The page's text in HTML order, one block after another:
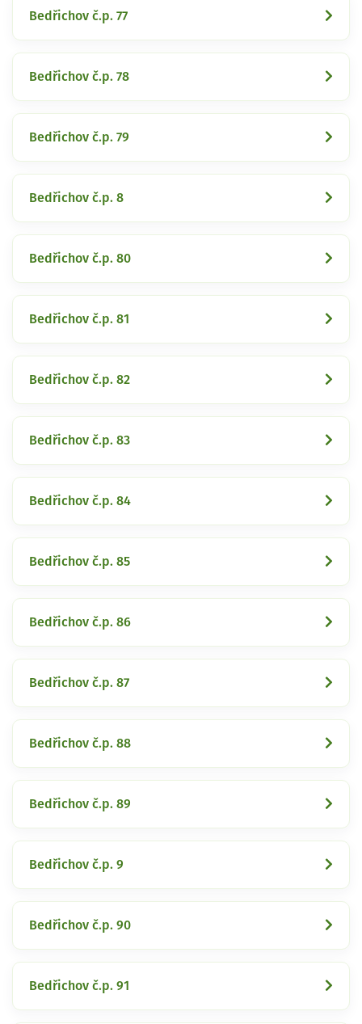
Bedřichov č.p. 77
Bedřichov č.p. 78
Bedřichov č.p. 79
Bedřichov č.p. 8
Bedřichov č.p. 80
Bedřichov č.p. 81
Bedřichov č.p. 82
Bedřichov č.p. 83
Bedřichov č.p. 84
Bedřichov č.p. 85
Bedřichov č.p. 86
Bedřichov č.p. 87
Bedřichov č.p. 88
Bedřichov č.p. 89
Bedřichov č.p. 9
Bedřichov č.p. 90
Bedřichov č.p. 91